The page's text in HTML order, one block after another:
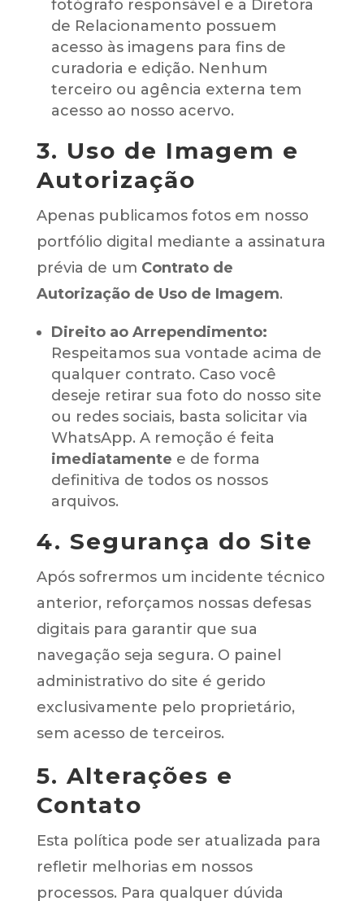
fotógrafo responsável e a Diretora
de Relacionamento possuem
acesso às imagens para fins de
curadoria e edição. Nenhum
terceiro ou agência externa tem
acesso ao nosso acervo.
3. Uso de Imagem e
Autorização
Apenas publicamos fotos em nosso
portfólio digital mediante a assinatura
prévia de um Contrato de
Autorização de Uso de Imagem.
Direito ao Arrependimento:
Respeitamos sua vontade acima de
qualquer contrato. Caso você
deseje retirar sua foto do nosso site
ou redes sociais, basta solicitar via
WhatsApp. A remoção é feita
imediatamente e de forma
definitiva de todos os nossos
arquivos.
4. Segurança do Site
Após sofrermos um incidente técnico
anterior, reforçamos nossas defesas
digitais para garantir que sua
navegação seja segura. O painel
administrativo do site é gerido
exclusivamente pelo proprietário,
sem acesso de terceiros.
5. Alterações e
Contato
Esta política pode ser atualizada para
refletir melhorias em nossos
processos. Para qualquer dúvida